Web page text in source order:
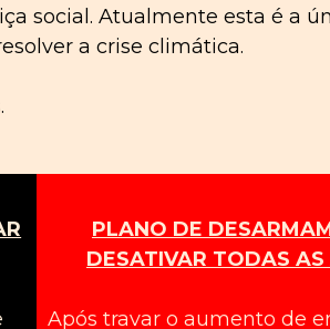
social. Atualmente esta é a
a crise climática.
PLANO DE
DESATIVAR TODAS AS
Após travar o aumento de